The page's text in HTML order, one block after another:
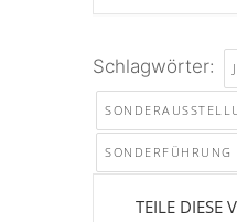
Schlagwörter:
SONDERFÜHRUNG
TEILE DIESE